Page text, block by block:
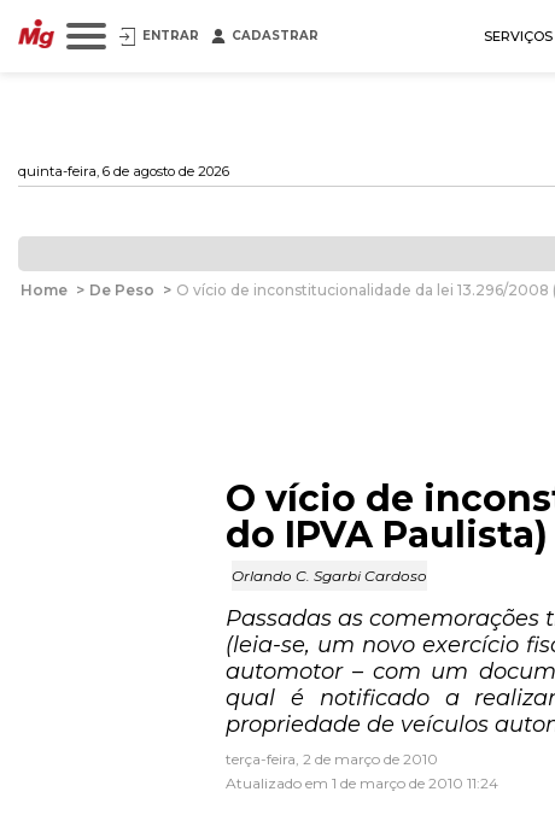
ENTRAR CADASTRAR SERVIÇOS
quinta-feira, 6 de agosto de 2026
Home > De Peso > O vício de inconstitucionalidade da lei 13.296/2008
O vício de
do IPVA Paulista)
Orlando C. Sgarbi Cardoso
Passadas as
(leia-se, um novo exercício
automotor – com um
qual é notificado a
propriedade de veículos
terça-feira, 2 de março de 2010
Atualizado em 1 de março de 2010 11:24